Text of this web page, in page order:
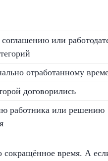
или
отработанному
договорились
работника или решению
сокращённое время. А